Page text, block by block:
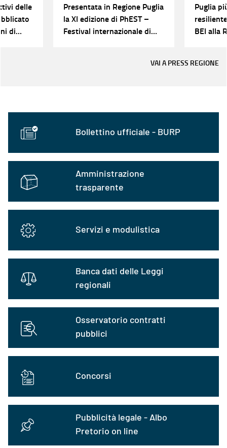
delle
di
Presentata in Regione Puglia
la XI edizione di PhEST –
Festival internazionale di
Puglia
BEI alla
VAI A PRESS REGIONE
Bollettino ufficiale - BURP
Amministrazione
trasparente
Servizi e modulistica
Banca dati delle Leggi
regionali
Osservatorio contratti
pubblici
Concorsi
Pubblicità legale - Albo
Pretorio on line